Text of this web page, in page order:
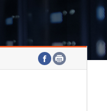
주요업무연락처